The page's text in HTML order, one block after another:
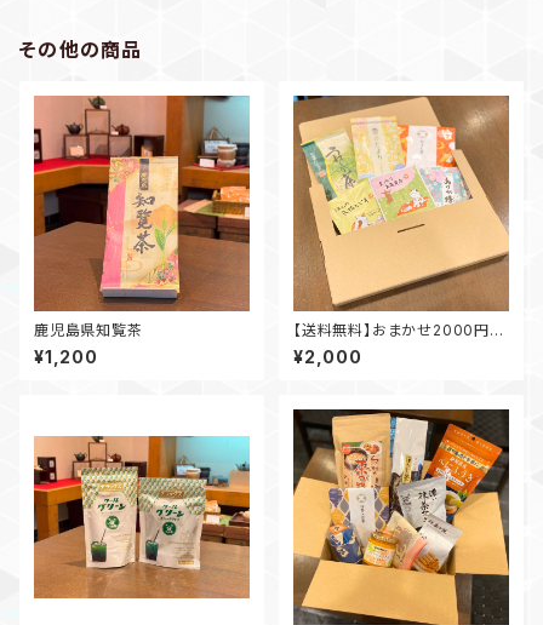
その他の商品
鹿児島県知覧茶
¥1,200
【送料無料】おまかせ2000円セ
ット
¥2,000